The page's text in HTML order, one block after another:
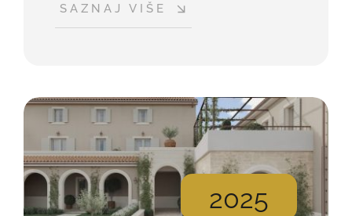
SAZNAJ VIŠE
2025